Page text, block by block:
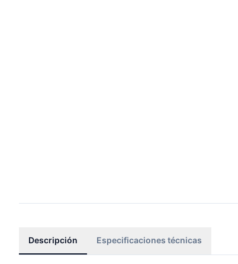
Descripción Especificaciones técnicas